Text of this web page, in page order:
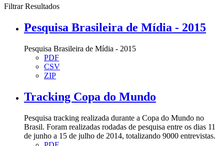
Filtrar Resultados
Pesquisa Brasileira de Mídia - 2015
Pesquisa Brasileira de Mídia - 2015
PDF
CSV
ZIP
Tracking Copa do Mundo
Pesquisa tracking realizada durante a Copa do Mundo no
Brasil. Foram realizadas rodadas de pesquisa entre os dias 11
de junho a 15 de julho de 2014, totalizando 9000 entrevistas.